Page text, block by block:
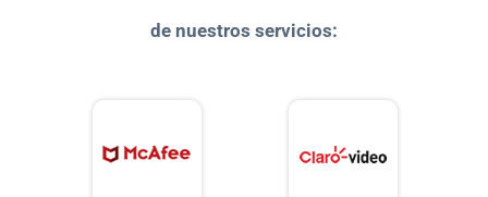
de nuestros servicios: